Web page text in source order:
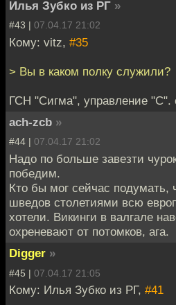
Илья Зубко из РГ »
#43 | 07.04.17 21:02
Кому: vitz, #35
> Вы в каком полку служили?
ГСН "Сигма", управление "С".
ach-zcb »
#44 | 07.04.17 21:02
Надо по больше завезти
победим.
Кто бы мог сейчас подумать,
шведов столетиями всю
хотели. Викинги в валгале
охреневают от потомков, ага.
Digger »
#45 | 07.04.17 21:05
Кому: Илья Зубко из РГ, #41